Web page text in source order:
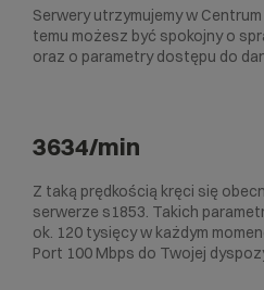
Serwery utrzymujemy w
temu możesz być spokojny o
oraz o parametry dostępu do
3634/min
Z taką prędkością kręci się
serwerze s1853. Takich
ok. 120 tysięcy w każdym
Port 100 Mbps do Twojej